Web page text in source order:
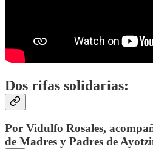
Dos rifas solidarias:
Por Vidulfo Rosales,
de Madres y Padres de